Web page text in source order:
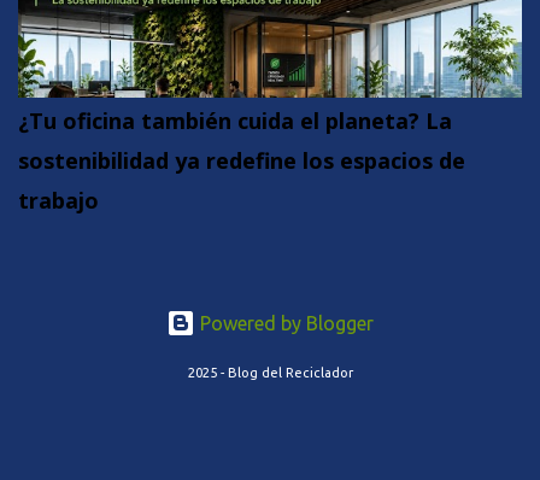
¿Tu oficina también cuida el planeta? La
sostenibilidad ya redefine los espacios de
trabajo
Powered by Blogger
2025 - Blog del Reciclador